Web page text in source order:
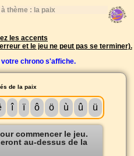
thème : la paix
les accents
et le jeu ne peut pas se terminer).
chrono s'affiche.
de la paix
î ï ô ö ù û ü
commencer le jeu.
au-dessus de la